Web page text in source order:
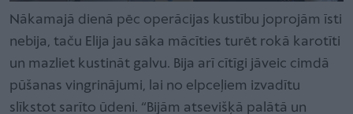
Nākamajā dienā pēc operācijas kustību joprojām īsti
nebija, taču Elija jau sāka mācīties turēt rokā karotīti
un mazliet kustināt galvu. Bija arī cītīgi jāveic cimdā
pūšanas vingrinājumi, lai no elpceļiem izvadītu
slīkstot sarīto ūdeni. “Bijām atsevišķā palātā un